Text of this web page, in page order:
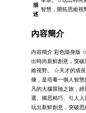
描
述
智慧，開拓思維視
內容簡介
內容簡介 彩色隨身版
出時尚新鮮創意，突
維視野。 ☆天才的成
煉，是培養一個人智
凡的大腦冒險之旅，
選、構思精巧、引人
玩出新鮮創意，突破思